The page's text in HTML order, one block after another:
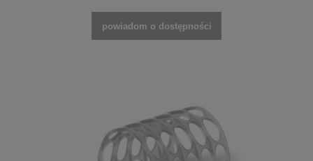
powiadom o dostępności